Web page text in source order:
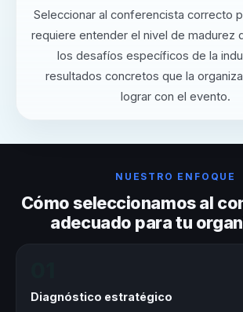
Seleccionar al conferencista correcto
requiere entender el nivel de madurez
los desafíos específicos de la
resultados concretos que la
lograr con el evento.
NUESTRO ENFOQUE
Cómo seleccionamos al
adecuado para tu
Diagnóstico estratégico